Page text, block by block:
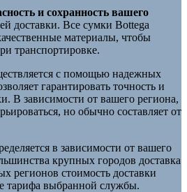
и сохранность вашего
доставки. Все сумки Bottega
материалы, чтобы
транспортировке.
с помощью надежных
гарантировать точность и
В зависимости от вашего региона,
но обычно составляет от
в зависимости от вашего
крупных городов доставка
регионов стоимость доставки
тарифа выбранной службы.